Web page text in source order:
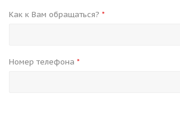
Как к Вам обращаться? *
Номер телефона *